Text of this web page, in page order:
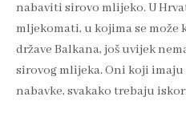
nabaviti sirovo mlijeko. U
mljekomati, u kojima se
države Balkana, još uvijek
sirovog mlijeka. Oni koji
nabavke, svakako trebaju